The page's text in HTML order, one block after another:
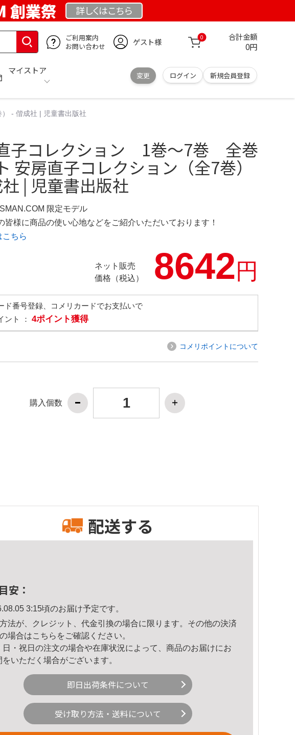
創業祭 詳しくはこちら
ご利用案内
お問い合わせ
ゲスト様 0 合計金額
0円
マイストア
変更 ログイン 新規会員登録
- 偕成社 | 児童書出版社
子コレクション 1巻〜7巻 全巻
安房直子コレクション（全7巻）
| 児童書出版社
限定モデル
皆様に商品の使い心地などをご紹介いただいております！
こちら
ネット販売
価格（税込）
8642円
ド番号登録、コメリカードでお支払いで
ント ： 4ポイント獲得
コメリポイントについて
購入個数
配送する
安：
3:15頃のお届け予定です。
法が、クレジット、代金引換の場合に限ります。その他の決済
場合はこちら をご確認ください。
・祝日の注文の場合や在庫状況によって、商品のお届けにお
をいただく場合がございます。
即日出荷条件について
受け取り方法・送料について